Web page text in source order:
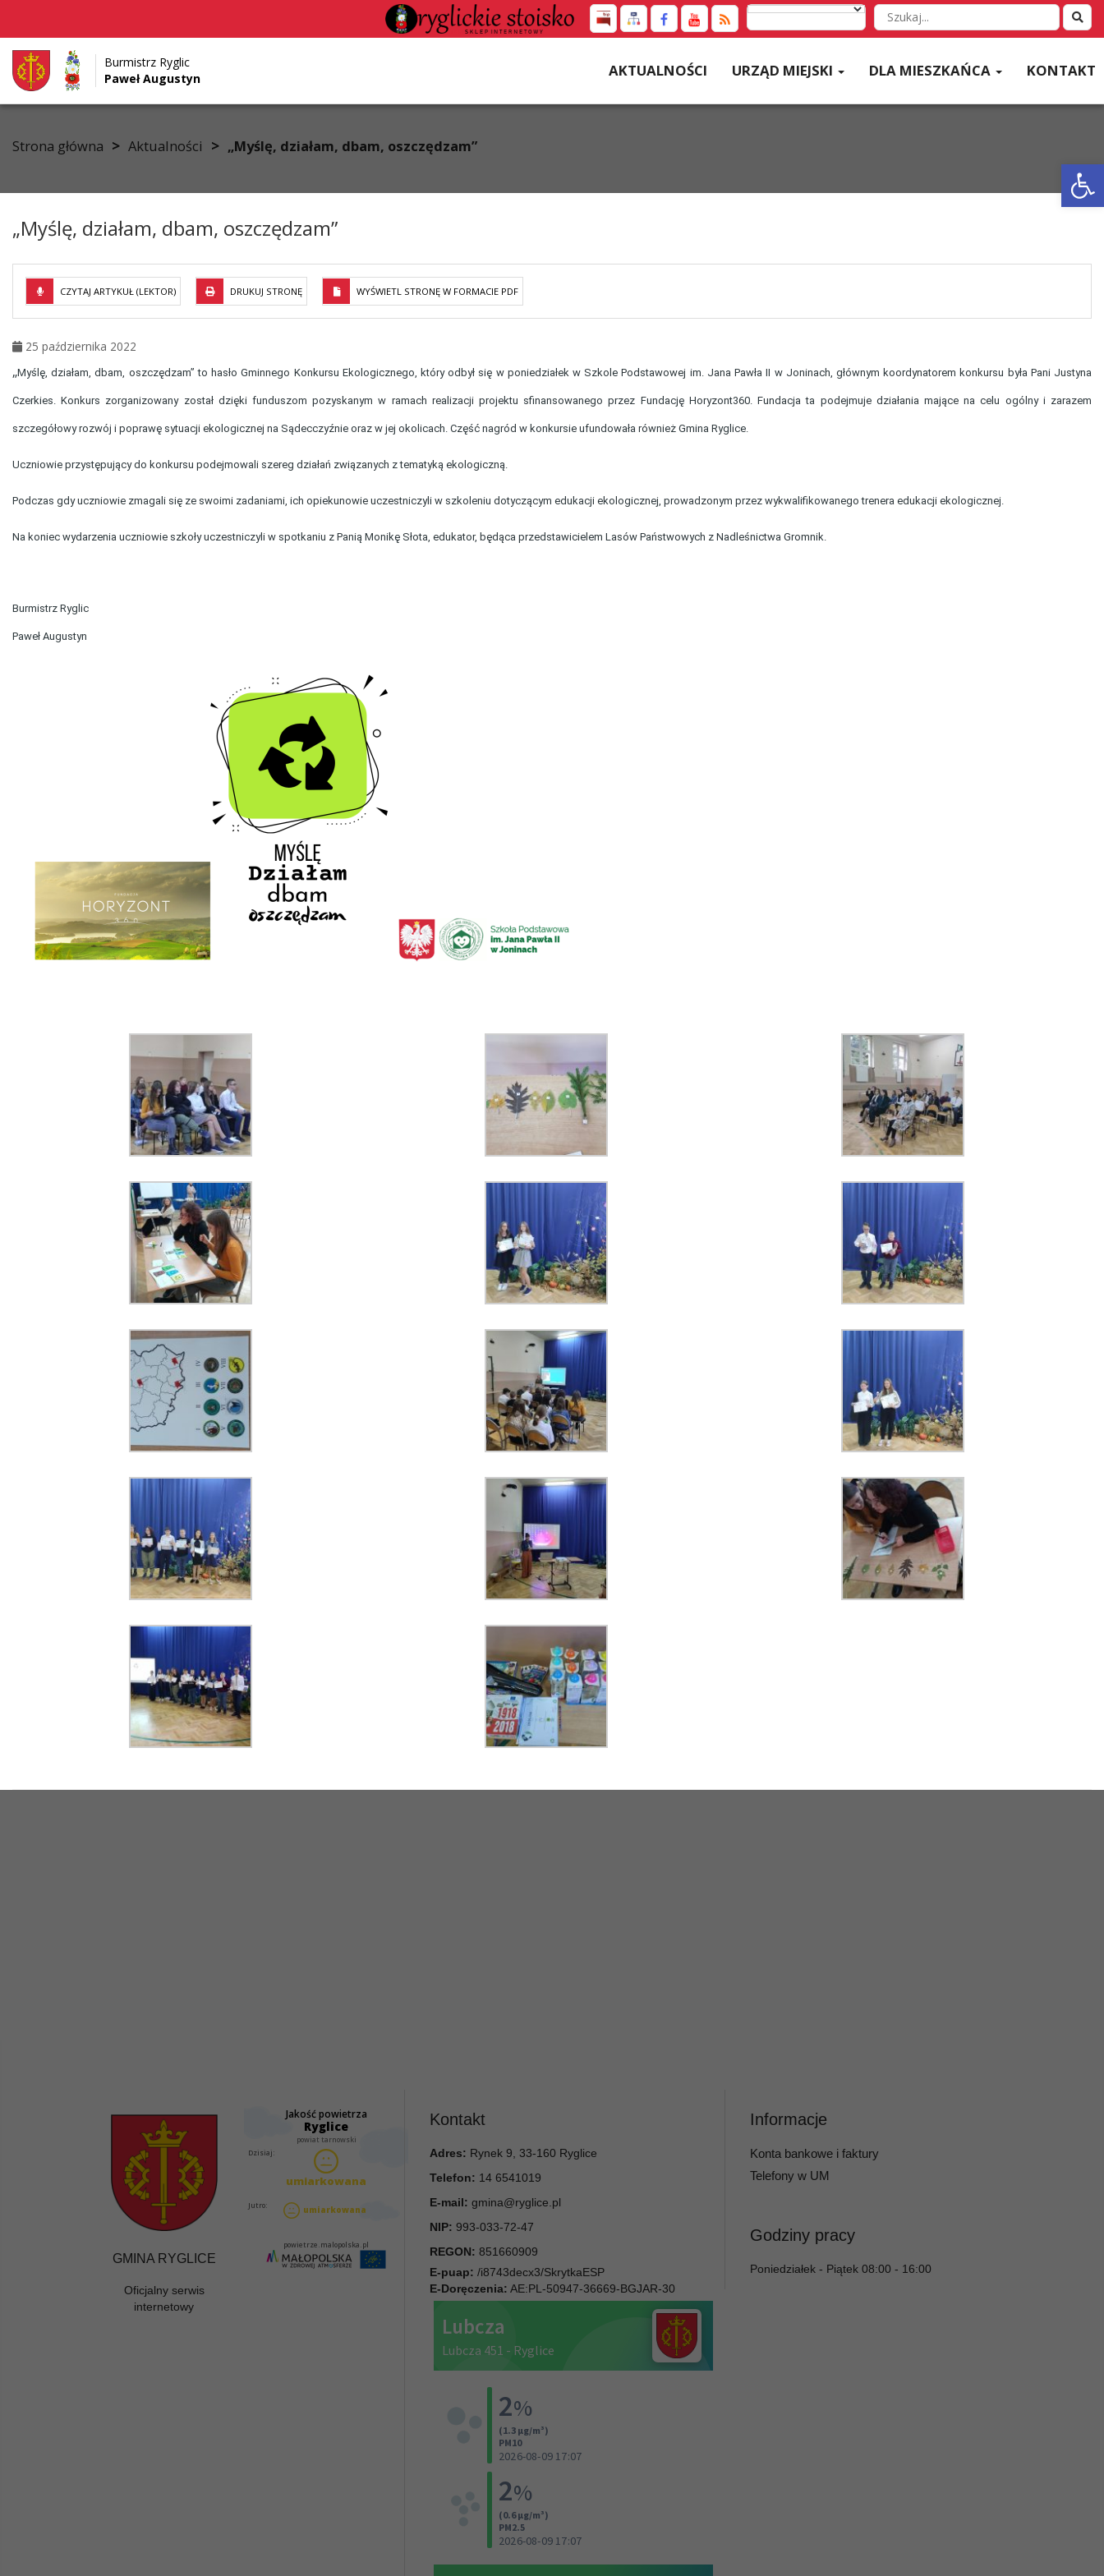
Przejdź do menu
Przejdź do głównej treści strony
Przejdź do stopki strony
Wyszukaj
w
Burmistrz Ryglic
Paweł Augustyn
AKTUALNOŚCI URZĄD MIEJSKI DLA MIESZKAŃCA KONTAKT
Strona główna > Aktualności > „Myślę, działam, dbam, oszczędzam”
„Myślę, działam, dbam, oszczędzam”
CZYTAJ ARTYKUŁ (LEKTOR) DRUKUJ STRONĘ WYŚWIETL STRONĘ W FORMACIE PDF
25 października 2022
„Myślę, działam, dbam, oszczędzam” to hasło Gminnego Konkursu Ekologicznego, który odbył się w poniedziałek w Szkole Podstawowej im. Jana Pawła II w Joninach, głównym koordynatorem konkursu była Pani Justyna
Czerkies. Konkurs zorganizowany został dzięki funduszom pozyskanym w ramach realizacji projektu sfinansowanego przez Fundację Horyzont360. Fundacja ta podejmuje działania mające na celu ogólny i zarazem
szczegółowy rozwój i poprawę sytuacji ekologicznej na Sądecczyźnie oraz w jej okolicach. Część nagród w konkursie ufundowała również Gmina Ryglice.
Uczniowie przystępujący do konkursu podejmowali szereg działań związanych z tematyką ekologiczną.
Podczas gdy uczniowie zmagali się ze swoimi zadaniami, ich opiekunowie uczestniczyli w szkoleniu dotyczącym edukacji ekologicznej, prowadzonym przez wykwalifikowanego trenera edukacji ekologicznej.
Na koniec wydarzenia uczniowie szkoły uczestniczyli w spotkaniu z Panią Monikę Słota, edukator, będąca przedstawicielem Lasów Państwowych z Nadleśnictwa Gromnik.
Burmistrz Ryglic
Paweł Augustyn
GMINA RYGLICE
Oficjalny serwis
internetowy
Kontakt
Adres: Rynek 9, 33-160 Ryglice
Telefon: 14 6541019
E-mail: gmina@ryglice.pl
NIP: 993-033-72-47
REGON: 851660909
E-puap: /i8743decx3/SkrytkaESP
E-Doręczenia: AE:PL-50947-36669-BGJAR-30
Informacje
Konta bankowe i faktury
Telefony w UM
Godziny pracy
Poniedziałek - Piątek 08:00 - 16:00